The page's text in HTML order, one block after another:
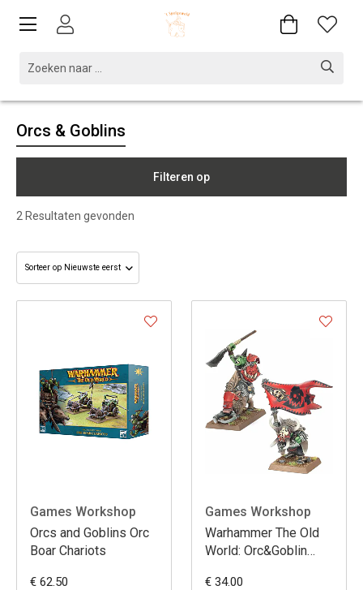
Orcs & Goblins
Filteren op
2 Resultaten gevonden
Games Workshop
Orcs and Goblins Orc
Boar Chariots
€ 62.50
Games Workshop
Warhammer The Old
World: Orc&Goblin
€ 34.00